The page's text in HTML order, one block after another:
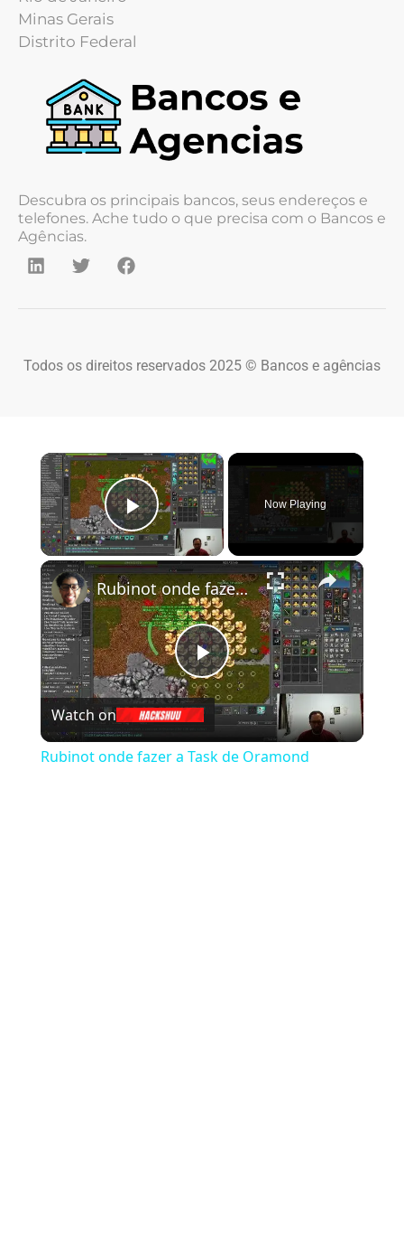
Minas Gerais
Distrito Federal
Descubra os principais bancos, seus endereços e
telefones. Ache tudo o que precisa com o Bancos e
Agências.
Todos os direitos reservados 2025 © Bancos e agências
×
Play Video
Now Playing
×
Play Video
Rubinot onde fazer a Task de Oramond
Watch on
Rubinot onde fazer a Task de Oramond